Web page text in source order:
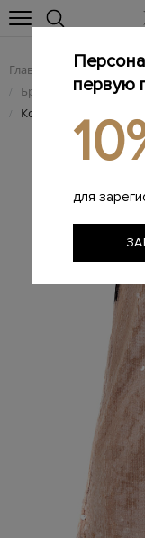
Главная Женщинам
/ Брендовые женские
/ Коктейльное платье
первую
для